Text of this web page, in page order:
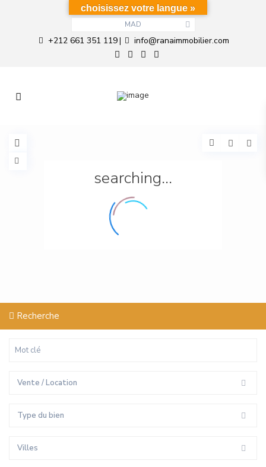
MAD
+212 661 351 119| info@ranaimmobilier.com
searching...
Recherche
Vente / Location
Type du bien
Villes
choisissez votre langue »